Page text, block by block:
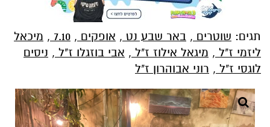
לוגסי ז"ל, רוני אבוהרון ז"ל